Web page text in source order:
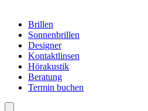
Brillen
Sonnenbrillen
Designer
Kontaktlinsen
Hörakustik
Beratung
Termin buchen